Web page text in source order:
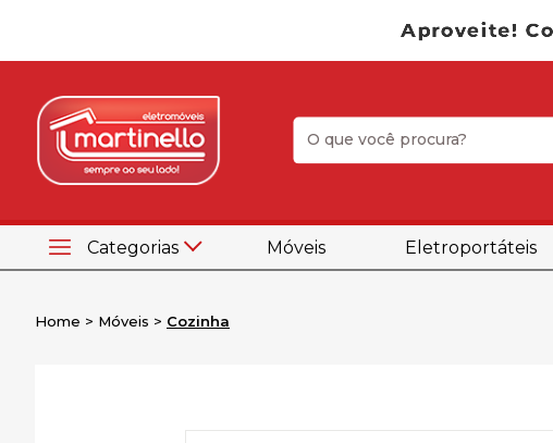
Categorias Móveis Eletroportáteis
Home Móveis Cozinha